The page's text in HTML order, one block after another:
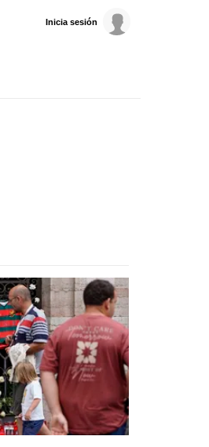
Inicia sesión